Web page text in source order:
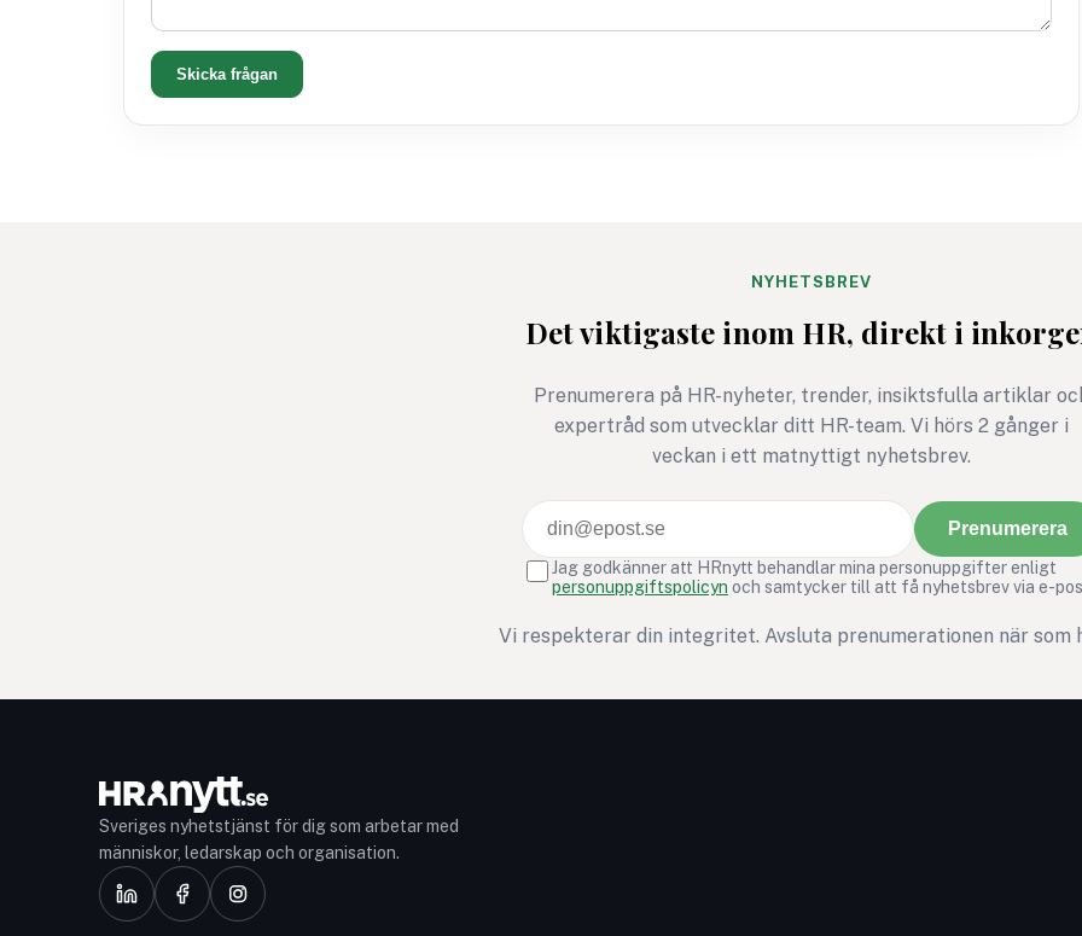
Skicka frågan
NYHETSBREV
Det viktigaste inom HR, direkt i
Prenumerera på HR-nyheter, trender, insiktsfulla artiklar
expertråd som utvecklar ditt HR-team. Vi hörs 2 gånger i
veckan i ett matnyttigt nyhetsbrev.
Prenumerera
Jag godkänner att HRnytt behandlar mina personuppgifter enligt
personuppgiftspolicyn och samtycker till att få nyhetsbrev via e-
Vi respekterar din integritet. Avsluta prenumerationen när som
Sveriges nyhetstjänst för dig som arbetar med
människor, ledarskap och organisation.